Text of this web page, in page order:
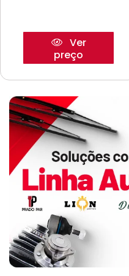
Ver
preço